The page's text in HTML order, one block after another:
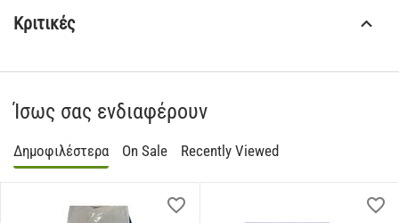
Κριτικές
Ίσως σας ενδιαφέρουν
Δημοφιλέστερα On Sale Recently Viewed